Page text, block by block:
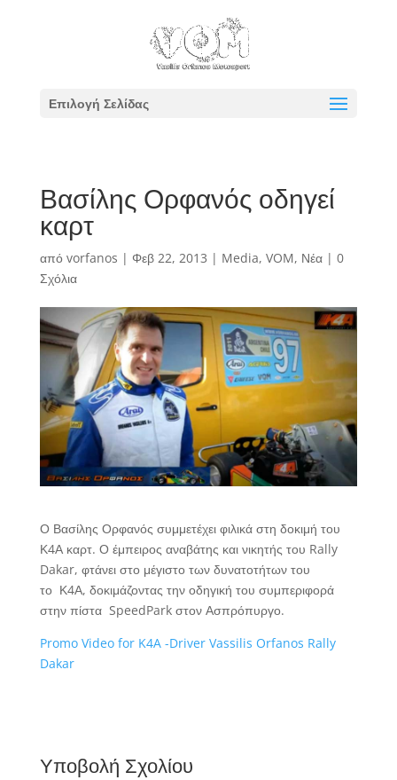
Επιλογή Σελίδας
Βασίλης Ορφανός οδηγεί
καρτ
από vorfanos | Φεβ 22, 2013 | Media, VOM, Νέα| 0
Σχόλια
Ο Βασίλης Ορφανός συμμετέχει φιλικά στη δοκιμή του
Κ4Α καρτ. Ο έμπειρος αναβάτης και νικητής του Rally
Dakar, φτάνει στο μέγιστο των δυνατοτήτων του
το Κ4Α, δοκιμάζοντας την οδηγική του συμπεριφορά
στην πίστα SpeedPark στον Ασπρόπυργο.
Promo Video for K4A -Driver Vassilis Orfanos Rally
Dakar
Υποβολή Σχολίου